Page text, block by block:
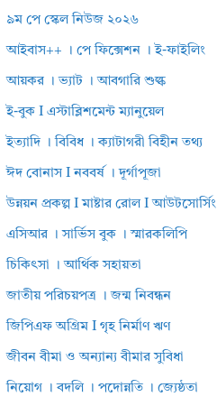
৯ম পে স্কেল নিউজ ২০২৬
আইবাস++ । পে ফিক্সেশন । ই-ফাইলিং
আয়কর । ভ্যাট । আবগারি শুল্ক
ই-বুক I এস্টাব্লিশমেন্ট ম্যানুয়েল
ইত্যাদি । বিবিধ । ক্যাটাগরী বিহীন তথ্য
ঈদ বোনাস I নববর্ষ । দূর্গাপূজা
উন্নয়ন প্রকল্প I মাষ্টার রোল I আউটসোর্সিং
এসিআর । সার্ভিস বুক । স্মারকলিপি
চিকিৎসা । আর্থিক সহায়তা
জাতীয় পরিচয়পত্র । জন্ম নিবন্ধন
জিপিএফ অগ্রিম I গৃহ নির্মাণ ঋণ
জীবন বীমা ও অন্যান্য বীমার সুবিধা
নিয়োগ । বদলি । পদোন্নতি । জ্যেষ্ঠতা